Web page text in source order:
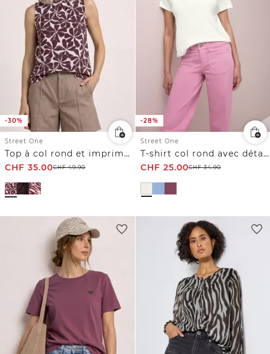
-30%
Street One
Top à col rond et imprimé zèbre
CHF 35.00CHF49.90
-28%
Street One
T-shirt col rond avec détail cœur
CHF 25.00CHF34.90